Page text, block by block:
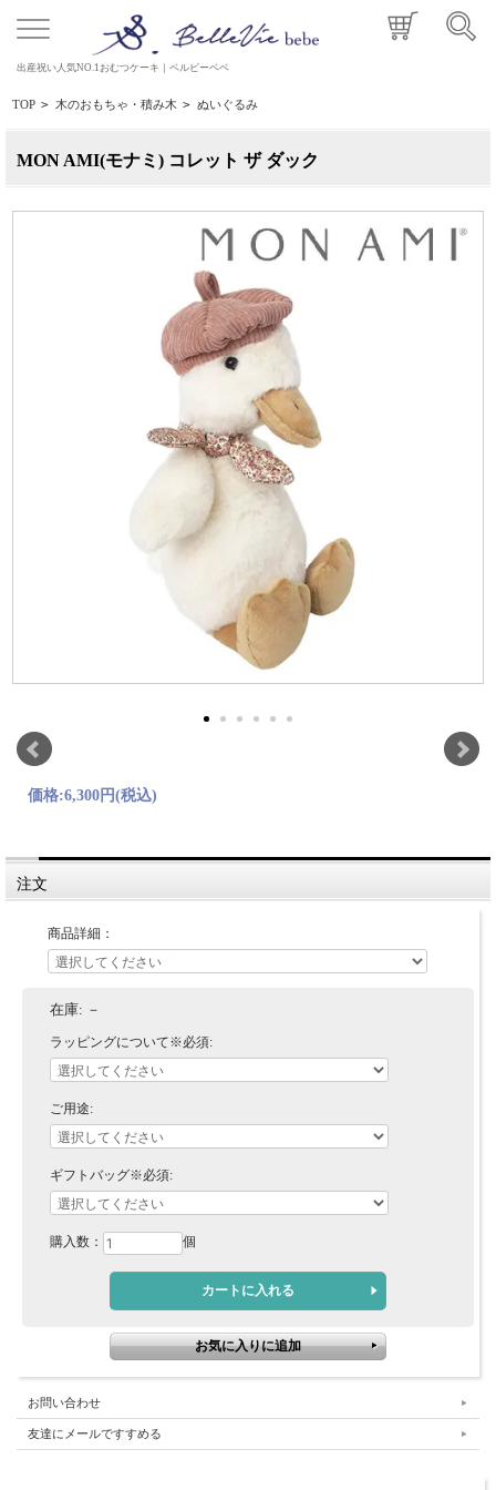
出産祝い人気NO.1おむつケーキ｜ベルビーベベ
TOP > 木のおもちゃ・積み木 > ぬいぐるみ
MON AMI(モナミ) コレット ザ ダック
価格:6,300円(税込)
注文
商品詳細：
在庫: －
ラッピングについて※必須:
ご用途:
ギフトバッグ※必須:
購入数： 個
お問い合わせ
友達にメールですすめる